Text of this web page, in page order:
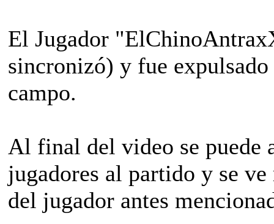
El Jugador
sincronizó) y fue
campo.
Al final del video se puede
jugadores al partido y se
del jugador antes